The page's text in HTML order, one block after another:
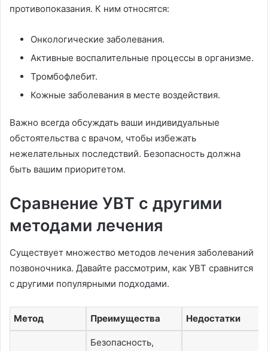
противопоказания. К ним относятся:
Онкологические заболевания.
Активные воспалительные процессы в организме.
Тромбофлебит.
Кожные заболевания в месте воздействия.
Важно всегда обсуждать ваши индивидуальные
обстоятельства с врачом, чтобы избежать
нежелательных последствий. Безопасность должна
быть вашим приоритетом.
Сравнение УВТ с другими
методами лечения
Существует множество методов лечения заболеваний
позвоночника. Давайте рассмотрим, как УВТ сравнится
с другими популярными подходами.
Метод Преимущества Недостатки
Безопасность,